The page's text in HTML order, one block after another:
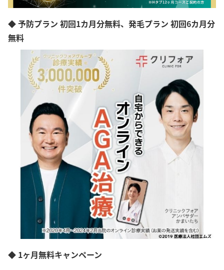
◆ 予防プラン 初回1カ月分無料、発毛プラン 初回6カ月分
無料
◆ 1ヶ月無料キャンペーン